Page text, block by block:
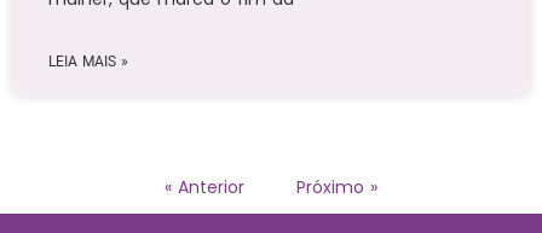
LEIA MAIS »
« Anterior Próximo »